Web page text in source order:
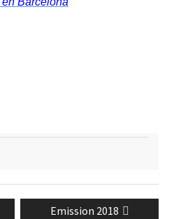
Next
Emission 2018